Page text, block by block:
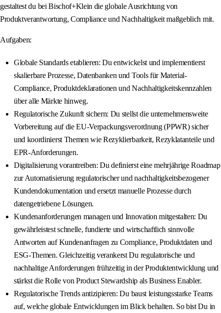
gestaltest du bei Bischof+Klein die globale Ausrichtung von
Produktverantwortung, Compliance und Nachhaltigkeit maßgeblich mit.
Aufgaben:
Globale Standards etablieren: Du entwickelst und implementierst
skalierbare Prozesse, Datenbanken und Tools für Material-
Compliance, Produktdeklarationen und Nachhaltigkeitskennzahlen
über alle Märkte hinweg.
Regulatorische Zukunft sichern: Du stellst die unternehmensweite
Vorbereitung auf die EU-Verpackungsverordnung (PPWR) sicher
und koordinierst Themen wie Rezyklierbarkeit, Rezyklatanteile und
EPR-Anforderungen.
Digitalisierung vorantreiben: Du definierst eine mehrjährige Roadmap
zur Automatisierung regulatorischer und nachhaltigkeitsbezogener
Kundendokumentation und ersetzt manuelle Prozesse durch
datengetriebene Lösungen.
Kundenanforderungen managen und Innovation mitgestalten: Du
gewährleistest schnelle, fundierte und wirtschaftlich sinnvolle
Antworten auf Kundenanfragen zu Compliance, Produktdaten und
ESG-Themen. Gleichzeitig verankerst Du regulatorische und
nachhaltige Anforderungen frühzeitig in der Produktentwicklung und
stärkst die Rolle von Product Stewardship als Business Enabler.
Regulatorische Trends antizipieren: Du baust leistungsstarke Teams
auf, welche globale Entwicklungen im Blick behalten. So bist Du in